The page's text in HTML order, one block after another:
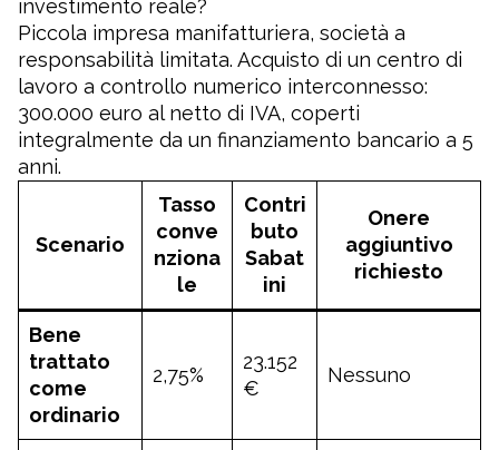
investimento reale?
Piccola impresa manifatturiera, società a
responsabilità limitata. Acquisto di un centro di
lavoro a controllo numerico interconnesso:
300.000 euro al netto di IVA, coperti
integralmente da un finanziamento bancario a 5
anni.
Scenario
Tasso
conve
nziona
le
Contri
buto
Sabat
ini
Onere
aggiuntivo
richiesto
Bene
trattato
come
ordinario
2,75%
23.152
€
Nessuno